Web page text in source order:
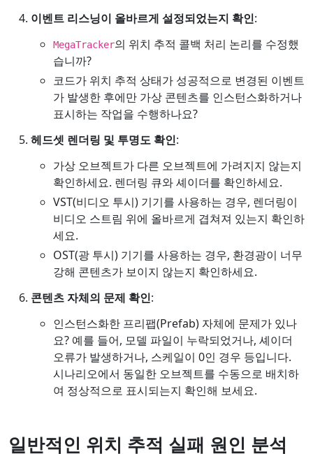
이벤트 리스닝이 올바르게 설정되었는지 확인:
MegaTracker의 위치 추적 콜백 처리 논리를 수정했
습니까?
코드가 위치 추적 상태가 성공적으로 변경된 이벤트
가 발생한 후에만 가상 콘텐츠를 인스턴스화하거나
표시하는 작업을 수행하나요?
헤드셋 렌더링 및 투명도 확인:
가상 오브젝트가 다른 오브젝트에 가려지지 않는지
확인하세요. 렌더링 큐와 셰이더를 확인하세요.
VST(비디오 투시) 기기를 사용하는 경우, 렌더링이
비디오 스트림 위에 올바르게 겹쳐져 있는지 확인하
세요.
OST(광 투시) 기기를 사용하는 경우, 환경광이 너무
강해 콘텐츠가 보이지 않는지 확인하세요.
콘텐츠 자체의 문제 확인:
인스턴스화한 프리팹(Prefab) 자체에 문제가 있나
요? 예를 들어, 모델 파일이 누락되었거나, 셰이더
오류가 발생하거나, 스케일이 0인 경우 등입니다.
시나리오에서 동일한 오브젝트를 수동으로 배치하
여 정상적으로 표시되는지 확인해 보세요.
일반적인 위치 추적 실패 원인 분석